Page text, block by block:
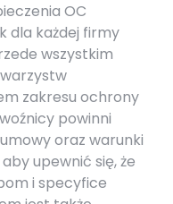
OC
dla każdej firmy
wszystkim
zakresu ochrony
powinni
oraz warunki
upewnić się, że
i specyfice